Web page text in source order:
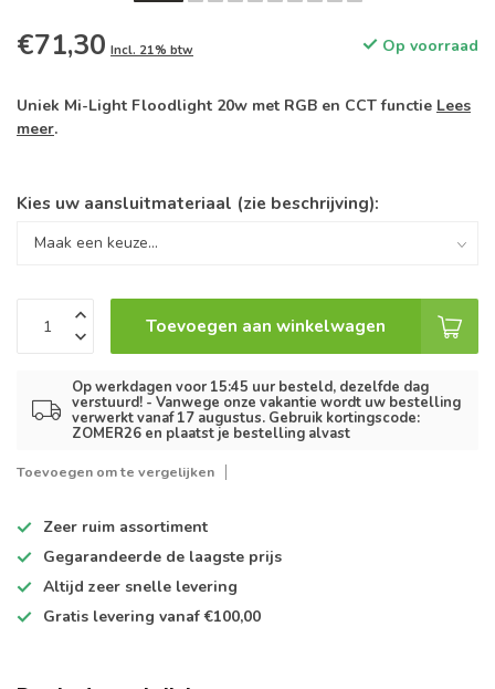
€71,30 Incl. 21% btw Op voorraad
Uniek Mi-Light Floodlight 20w met RGB en CCT functie Lees
meer.
Kies uw aansluitmateriaal (zie beschrijving):
Toevoegen aan winkelwagen
Op werkdagen voor 15:45 uur besteld, dezelfde dag
verstuurd! - Vanwege onze vakantie wordt uw bestelling
verwerkt vanaf 17 augustus. Gebruik kortingscode:
ZOMER26 en plaatst je bestelling alvast
Toevoegen om te vergelijken
Zeer ruim assortiment
Gegarandeerde de laagste prijs
Altijd zeer snelle levering
Gratis levering vanaf €100,00